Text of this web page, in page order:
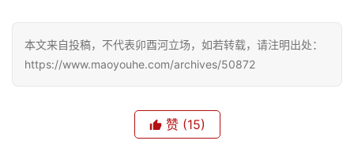
本文来自投稿，不代表卯酉河立场，如若转载，请注明出处：
https://www.maoyouhe.com/archives/50872
赞 (15)